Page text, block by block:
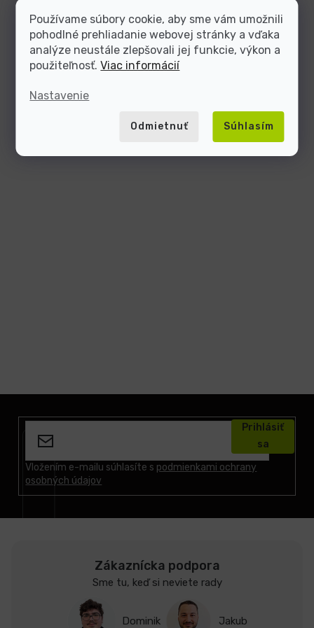
Používame súbory cookie, aby sme vám umožnili
pohodlné prehliadanie webovej stránky a vďaka
analýze neustále zlepšovali jej funkcie, výkon a
použiteľnosť.Viac informácií
Nastavenie
Odmietnuť Súhlasím
Vložením e-mailu súhlasíte s podmienkami ochrany
osobných údajov
Prihlásiť
sa
Zákaznícka podpora
Sme tu, keď si neviete rady
Dominik Jakub